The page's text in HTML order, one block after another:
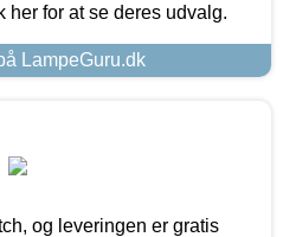
her for at se deres udvalg.
LampeGuru.dk
og leveringen er gratis